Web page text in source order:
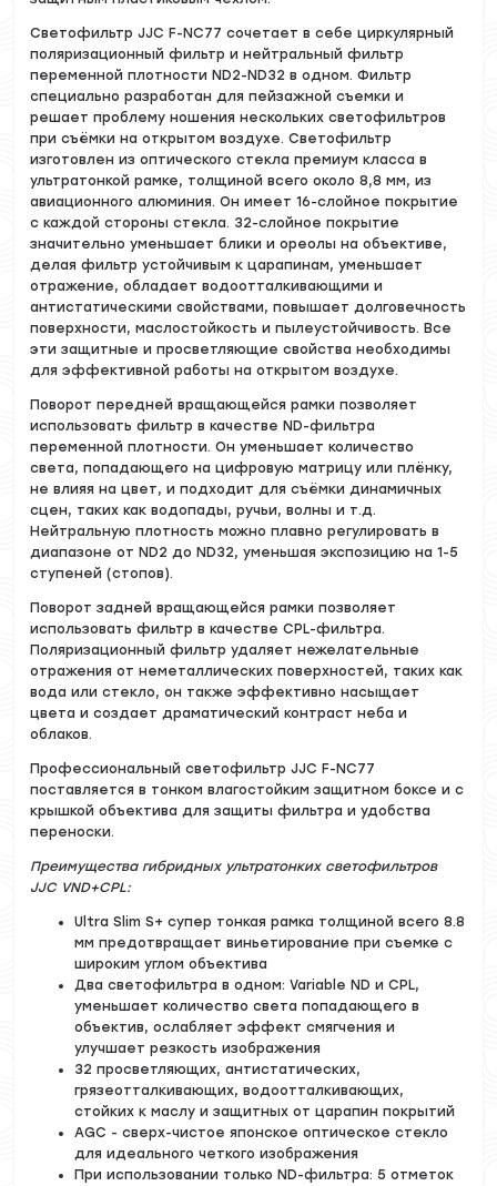
Светофильтр JJC F-NC77 сочетает в себе циркулярный
поляризационный фильтр и нейтральный фильтр
переменной плотности ND2-ND32 в одном. Фильтр
специально разработан для пейзажной съемки и
решает проблему ношения нескольких светофильтров
при съёмки на открытом воздухе. Светофильтр
изготовлен из оптического стекла премиум класса в
ультратонкой рамке, толщиной всего около 8,8 мм, из
авиационного алюминия. Он имеет 16-слойное покрытие
с каждой стороны стекла. 32-слойное покрытие
значительно уменьшает блики и ореолы на объективе,
делая фильтр устойчивым к царапинам, уменьшает
отражение, обладает водоотталкивающими и
антистатическими свойствами, повышает долговечность
поверхности, маслостойкость и пылеустойчивость. Все
эти защитные и просветляющие свойства необходимы
для эффективной работы на открытом воздухе.
Поворот передней вращающейся рамки позволяет
использовать фильтр в качестве ND-фильтра
переменной плотности. Он уменьшает количество
света, попадающего на цифровую матрицу или плёнку,
не влияя на цвет, и подходит для съёмки динамичных
сцен, таких как водопады, ручьи, волны и т.д.
Нейтральную плотность можно плавно регулировать в
диапазоне от ND2 до ND32, уменьшая экспозицию на 1-5
ступеней (стопов).
Поворот задней вращающейся рамки позволяет
использовать фильтр в качестве CPL-фильтра.
Поляризационный фильтр удаляет нежелательные
отражения от неметаллических поверхностей, таких как
вода или стекло, он также эффективно насыщает
цвета и создает драматический контраст неба и
облаков.
Профессиональный светофильтр JJC F-NC77
поставляется в тонком влагостойким защитном боксе и с
крышкой объектива для защиты фильтра и удобства
переноски.
Преимущества гибридных ультратонких светофильтров
JJC VND+CPL:
Ultra Slim S+ cупер тонкая рамка толщиной всего 8.8
мм предотвращает виньетирование при съемке с
широким углом объектива
Два светофильтра в одном: Variable ND и CPL,
уменьшает количество света попадающего в
объектив, ослабляет эффект смягчения и
улучшает резкость изображения
32 просветляющих, антистатических,
грязеотталкивающих, водоотталкивающих,
стойких к маслу и защитных от царапин покрытий
AGC - сверх-чистое японское оптическое стекло
для идеального четкого изображения
При использовании только ND-фильтра: 5 отметок